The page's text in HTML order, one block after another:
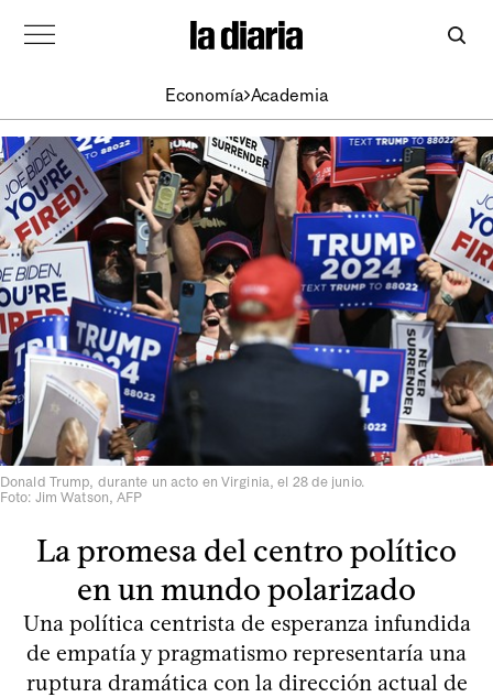
Economía Academia
Donald Trump, durante un acto en Virginia, el 28 de junio.
Foto: Jim Watson, AFP
La promesa del centro político
en un mundo polarizado
Una política centrista de esperanza infundida
de empatía y pragmatismo representaría una
ruptura dramática con la dirección actual de